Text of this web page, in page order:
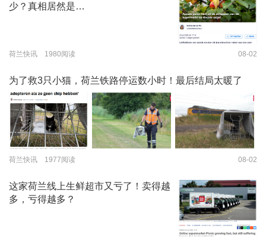
少？真相居然是…
荷兰快讯 1980阅读 08-02
为了救3只小猫，荷兰铁路停运数小时！最后结局太暖了
荷兰快讯 1977阅读 08-02
这家荷兰线上生鲜超市又亏了！卖得越
多，亏得越多？